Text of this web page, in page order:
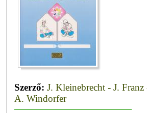
Szerző: J. Kleinebrecht - J. Franz
A. Windorfer